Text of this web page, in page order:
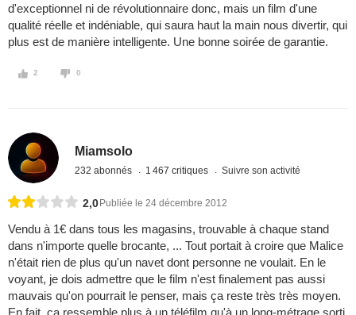
d'exceptionnel ni de révolutionnaire donc, mais un film d'une
qualité réelle et indéniable, qui saura haut la main nous divertir, qui
plus est de manière intelligente. Une bonne soirée de garantie.
2 0
Miamsolo
232 abonnés 1 467 critiques Suivre son activité
2,0 Publiée le 24 décembre 2012
Vendu à 1€ dans tous les magasins, trouvable à chaque stand
dans n'importe quelle brocante, ... Tout portait à croire que Malice
n'était rien de plus qu'un navet dont personne ne voulait. En le
voyant, je dois admettre que le film n'est finalement pas aussi
mauvais qu'on pourrait le penser, mais ça reste très très moyen.